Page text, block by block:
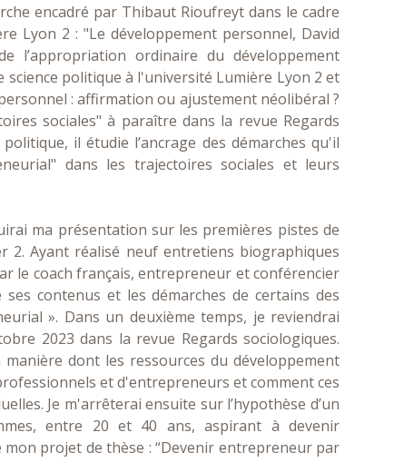
encadré par Thibaut Rioufreyt dans le cadre
Lyon 2 : "Le développement personnel, David
l’appropriation ordinaire du développement
politique à l'université Lumière Lyon 2 et
: affirmation ou ajustement néolibéral ?
sociales" à paraître dans la revue Regards
il étudie l’ancrage des démarches qu'il
dans les trajectoires sociales et leurs
ma présentation sur les premières pistes de
2. Ayant réalisé neuf entretiens biographiques
le coach français, entrepreneur et conférencier
contenus et les démarches de certains des
». Dans un deuxième temps, je reviendrai
2023 dans la revue Regards sociologiques.
dont les ressources du développement
et d'entrepreneurs et comment ces
Je m'arrêterai ensuite sur l’hypothèse d’un
entre 20 et 40 ans, aspirant à devenir
projet de thèse : “Devenir entrepreneur par